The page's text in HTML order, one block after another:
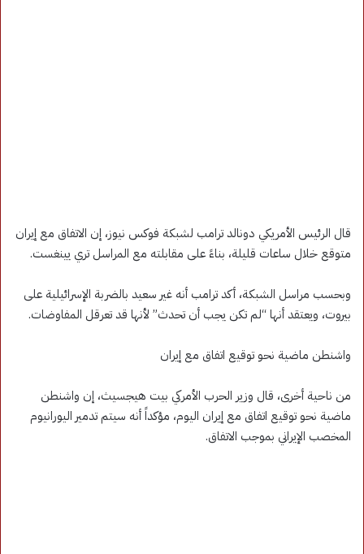
قال الرئيس الأمريكي دونالد ترامب لشبكة فوكس نيوز، إن الاتفاق مع إيران
متوقع خلال ساعات قليلة، بناءً على مقابلته مع المراسل تري يينغست.
وبحسب مراسل الشبكة، أكد ترامب أنه غير سعيد بالضربة الإسرائيلية على
بيروت، ويعتقد أنها “لم تكن يجب أن تحدث” لأنها قد تعرقل المفاوضات.
واشنطن ماضية نحو توقيع اتفاق مع إيران
من ناحية أخرى، قال وزير الحرب الأمركي بيت هيجسيث، إن واشنطن
ماضية نحو توقيع اتفاق مع إيران اليوم، مؤكداً أنه سيتم تدمير اليورانيوم
المخصب الإيراني بموجب الاتفاق.